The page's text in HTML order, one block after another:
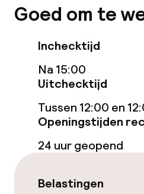
geoptimaliseerde
Entertainment
Gratis wifi
Eet- en
Restaurant
Bar
Goed om te
Inchecktijd
Na 15:00
Uitchecktijd
Tussen 12:00 en
Openingstijden
24 uur geopend
Belastingen